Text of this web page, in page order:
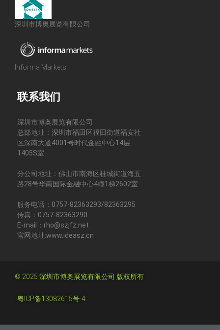
深圳市博奥展览有限公司
Informa Markets
联系我们
深圳市博奥展览有限公司
总部地址：深圳市福田区福田街道福安社
区深南大道4001号时代金融中心14层
1405S室
分公司地址：佛山市南海区桂城街道海五
路28号华南国际金融中心4幢1梯2602室
服务电话：0757-82363293/82363295
传真：0757-82363290
E-mail：rho@szjfz.net
官网地址:www.ideasz.cn
© 2025 深圳市博奥展览有限公司 版权所有
粤ICP备13082615号-4